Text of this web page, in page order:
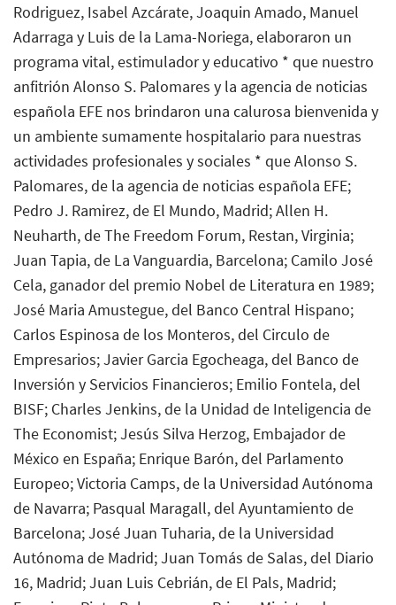
Rodriguez, Isabel Azcárate, Joaquin Amado, Manuel
Adarraga y Luis de la Lama-Noriega, elaboraron un
programa vital, estimulador y educativo * que nuestro
anfitrión Alonso S. Palomares y la agencia de noticias
española EFE nos brindaron una calurosa bienvenida y
un ambiente sumamente hospitalario para nuestras
actividades profesionales y sociales * que Alonso S.
Palomares, de la agencia de noticias española EFE;
Pedro J. Ramirez, de El Mundo, Madrid; Allen H.
Neuharth, de The Freedom Forum, Restan, Virginia;
Juan Tapia, de La Vanguardia, Barcelona; Camilo José
Cela, ganador del premio Nobel de Literatura en 1989;
José Maria Amustegue, del Banco Central Hispano;
Carlos Espinosa de los Monteros, del Circulo de
Empresarios; Javier Garcia Egocheaga, del Banco de
Inversión y Servicios Financieros; Emilio Fontela, del
BISF; Charles Jenkins, de la Unidad de Inteligencia de
The Economist; Jesús Silva Herzog, Embajador de
México en España; Enrique Barón, del Parlamento
Europeo; Victoria Camps, de la Universidad Autónoma
de Navarra; Pasqual Maragall, del Ayuntamiento de
Barcelona; José Juan Tuharia, de la Universidad
Autónoma de Madrid; Juan Tomás de Salas, del Diario
16, Madrid; Juan Luis Cebrián, de El Pals, Madrid;